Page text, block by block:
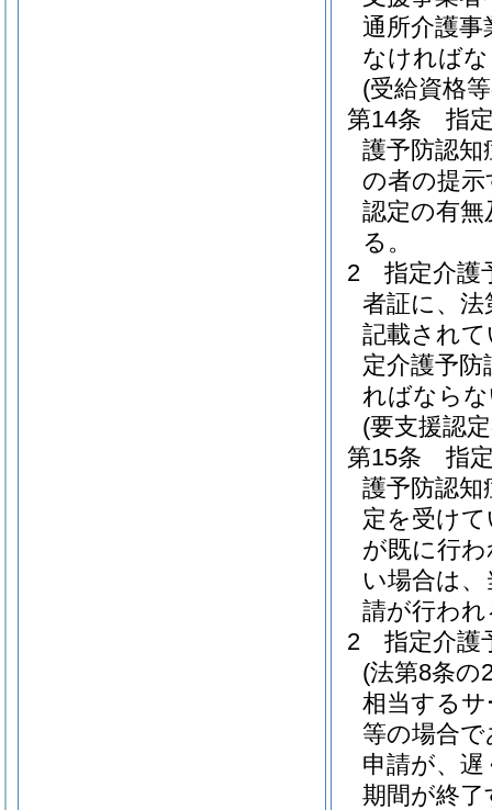
通所介護
なければ
(受給資格
第14条
指
護予防認
の者の提
認定の有
る。
2
指定介護
者証に、法
記載され
定介護予
ればなら
(要支援認
第15条
指
護予防認知
定を受け
が既に行
い場合は
請が行わ
2
指定介護
(法第8条の
相当する
等の場合
申請が、
期間が終